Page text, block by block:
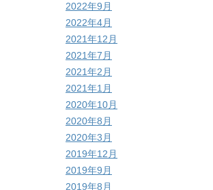
2022年9月
2022年4月
2021年12月
2021年7月
2021年2月
2021年1月
2020年10月
2020年8月
2020年3月
2019年12月
2019年9月
2019年8月